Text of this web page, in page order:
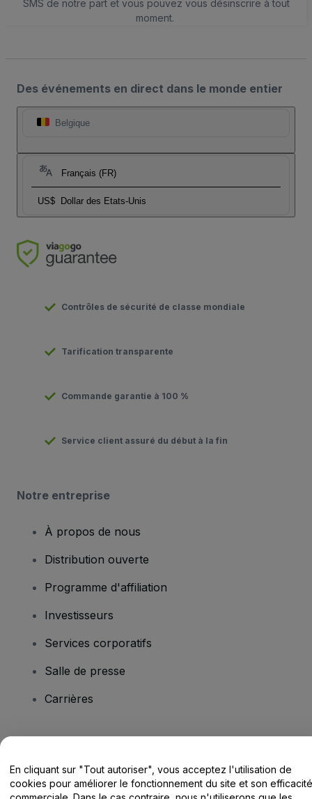
SMS de notre part et vous pouvez vous désinscrire à tout
moment.
Des événements en direct dans le monde entier
Belgique
Français (FR)
US$ Dollar des Etats-Unis
Contrôles de sécurité de classe mondiale
Tarification transparente
Commande garantie à 100 %
Service client assuré du début à la fin
Notre entreprise
À propos de nous
Distribution ouverte
Programme d'affiliation
Investisseurs
Services corporatifs
Salle de presse
Carrières
Centre d'assistance / Nous contacter
En cliquant sur "Tout autoriser", vous acceptez l'utilisation de
cookies pour améliorer le fonctionnement du site et son efficacité